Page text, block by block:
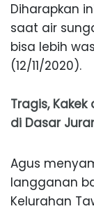
Diharapkan
saat air
bisa lebih
(12/11/2020).
Tragis,
di Dasar
Agus
langganan
Kelurahan